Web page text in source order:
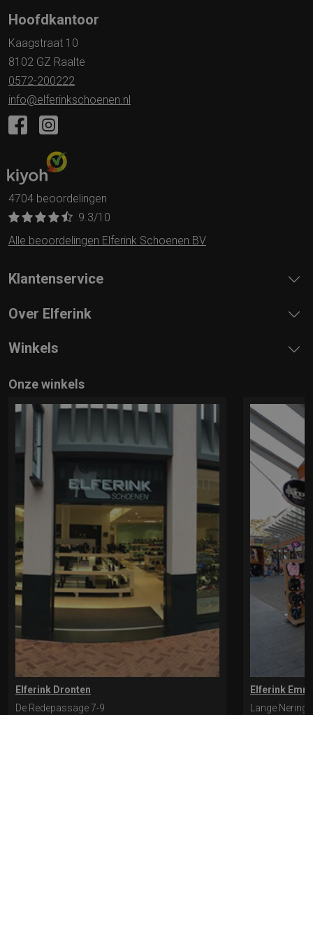
Hoofdkantoor
Kaagstraat 10
8102 GZ Raalte
0572-200222
info@elferinkschoenen.nl
4704 beoordelingen
9.3/10
Alle beoordelingen Elferink Schoenen BV
Klantenservice
Over Elferink
Winkels
Onze winkels
Elferink Dronten
De Redepassage 7-9
Elferink
Lange Nering